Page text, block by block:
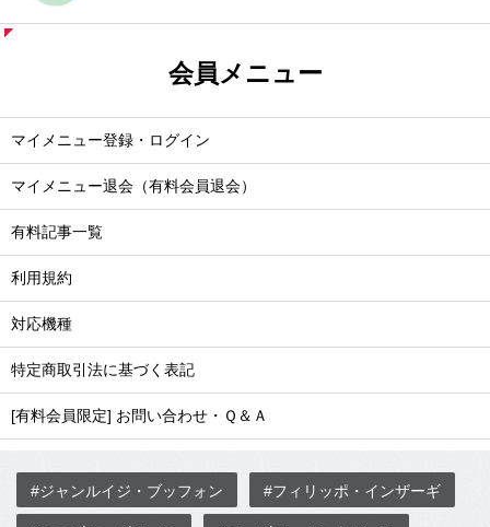
会員メニュー
マイメニュー登録・ログイン
マイメニュー退会（有料会員退会）
有料記事一覧
利用規約
対応機種
特定商取引法に基づく表記
[有料会員限定] お問い合わせ・Ｑ＆Ａ
#ジャンルイジ・ブッフォン #フィリッポ・インザーギ